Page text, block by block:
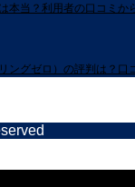
本当？利用者の口コミか
ングゼロ）の評判は？口